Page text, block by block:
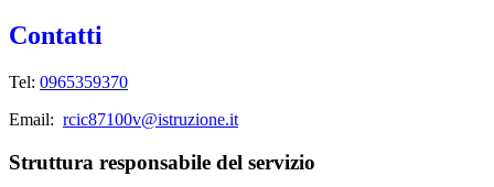
Contatti
Tel: 0965359370
Email: rcic87100v@istruzione.it
Struttura responsabile del servizio